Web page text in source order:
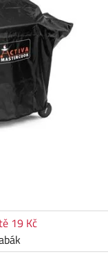
19 Kč